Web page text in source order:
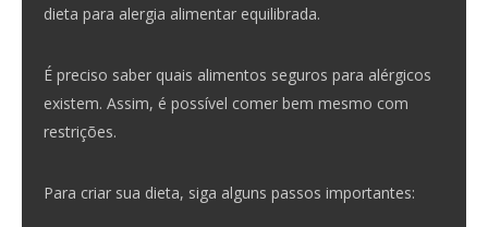
dieta para alergia alimentar equilibrada.
É preciso saber quais alimentos seguros para alérgicos
existem. Assim, é possível comer bem mesmo com
restrições.
Para criar sua dieta, siga alguns passos importantes: